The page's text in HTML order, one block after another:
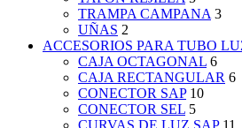
TRAMPA CAMPANA 3
UÑAS 2
ACCESORIOS PARA TUBO
CAJA OCTAGONAL 6
CAJA RECTANGULAR 6
CONECTOR SAP 10
CONECTOR SEL 5